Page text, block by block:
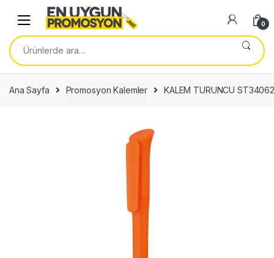
navigation
content
0
Ara:
Ana Sayfa Promosyon Kalemler KALEM TURUNCU